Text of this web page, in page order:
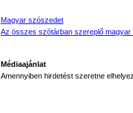
Magyar szószedet
Az összes szótárban szereplő magyar
Médiaajánlat
Amennyiben hirdetést szeretne